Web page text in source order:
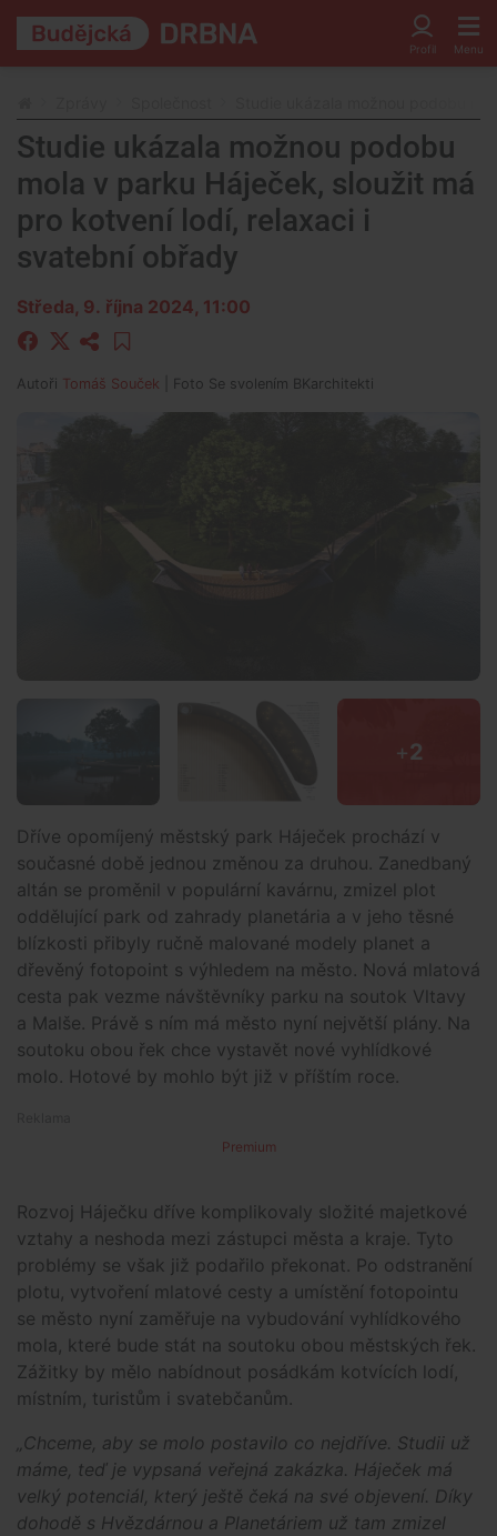
Studie ukázala možnou podobu
mola v parku Háječek, sloužit má
pro kotvení lodí, relaxaci i
svatební obřady
Středa, 9. října 2024, 11:00
Autoři Tomáš Souček | Foto Se svolením BKarchitekti
+2
Dříve opomíjený městský park Háječek prochází v
současné době jednou změnou za druhou. Zanedbaný
altán se proměnil v populární kavárnu, zmizel plot
oddělující park od zahrady planetária a v jeho těsné
blízkosti přibyly ručně malované modely planet a
dřevěný fotopoint s výhledem na město. Nová mlatová
cesta pak vezme návštěvníky parku na soutok Vltavy
a Malše. Právě s ním má město nyní největší plány. Na
soutoku obou řek chce vystavět nové vyhlídkové
molo. Hotové by mohlo být již v příštím roce.
Premium
Rozvoj Háječku dříve komplikovaly složité majetkové
vztahy a neshoda mezi zástupci města a kraje. Tyto
problémy se však již podařilo překonat. Po odstranění
plotu, vytvoření mlatové cesty a umístění fotopointu
se město nyní zaměřuje na vybudování vyhlídkového
mola, které bude stát na soutoku obou městských řek.
Zážitky by mělo nabídnout posádkám kotvících lodí,
místním, turistům i svatebčanům.
„Chceme, aby se molo postavilo co nejdříve. Studii už
máme, teď je vypsaná veřejná zakázka. Háječek má
velký potenciál, který ještě čeká na své objevení. Díky
dohodě s Hvězdárnou a Planetáriem už tam zmizel